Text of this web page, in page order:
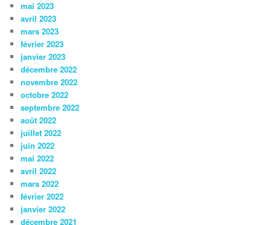
mai 2023
avril 2023
mars 2023
février 2023
janvier 2023
décembre 2022
novembre 2022
octobre 2022
septembre 2022
août 2022
juillet 2022
juin 2022
mai 2022
avril 2022
mars 2022
février 2022
janvier 2022
décembre 2021